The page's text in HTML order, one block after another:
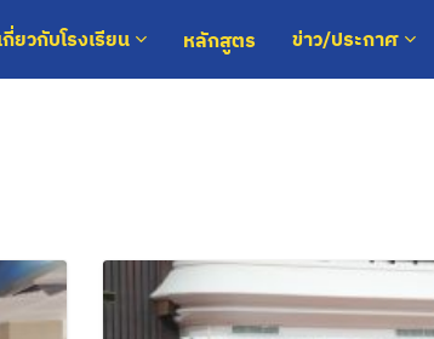
กี่ยวกับโรงเรียน หลักสูตร ข่าว/ประกาศ